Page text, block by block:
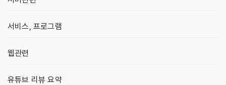
서비스, 프로그램
웹관련
유튜브 리뷰 요약